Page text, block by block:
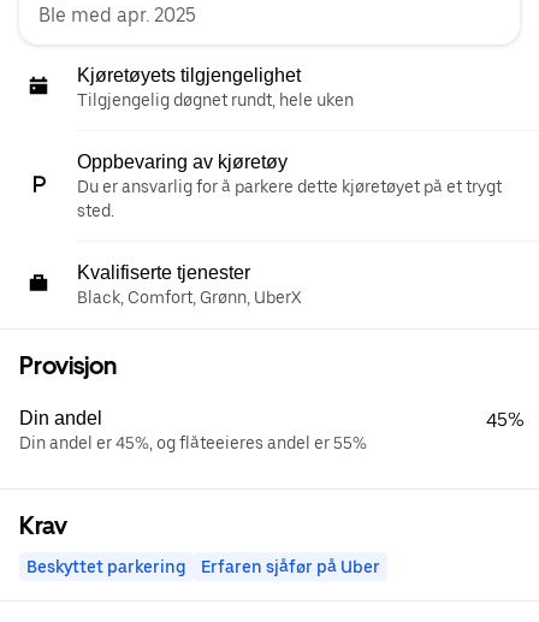
Ble med apr. 2025
Kjøretøyets tilgjengelighet
Tilgjengelig døgnet rundt, hele uken
Oppbevaring av kjøretøy
Du er ansvarlig for å parkere dette kjøretøyet på et trygt
sted.
Kvalifiserte tjenester
Black, Comfort, Grønn, UberX
Provisjon
Din andel
Din andel er 45%, og flåteeieres andel er 55%
45%
Krav
Beskyttet parkering Erfaren sjåfør på Uber